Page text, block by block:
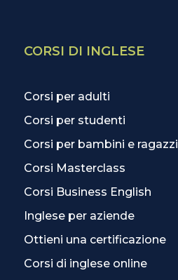
CORSI DI INGLESE
Corsi per adulti
Corsi per studenti
Corsi per bambini e ragazzi
Corsi Masterclass
Corsi Business English
Inglese per aziende
Ottieni una certificazione
Corsi di inglese online